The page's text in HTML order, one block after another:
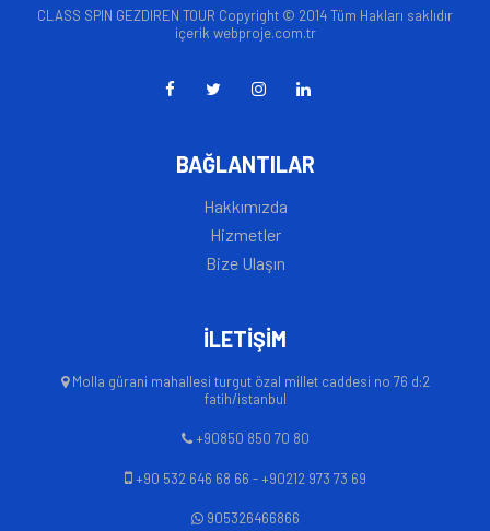
CLASS SPIN GEZDIREN TOUR Copyright © 2014 Tüm Hakları saklıdır
içerik webproje.com.tr
BAĞLANTILAR
Hakkımızda
Hizmetler
Bize Ulaşın
İLETİŞİM
Molla gürani mahallesi turgut özal millet caddesi no 76 d:2
fatih/istanbul
+90850 850 70 80
+90 532 646 68 66 - +90212 973 73 69
905326466866